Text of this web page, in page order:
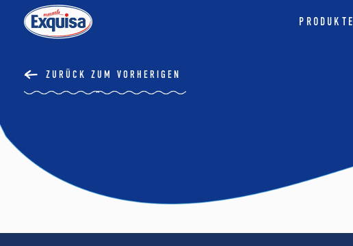
PRODUKTE
ZURÜCK ZUM VORHERIGEN